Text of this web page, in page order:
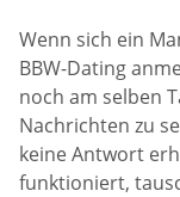
Wenn sich ein
BBW-Dating
noch am selben
Nachrichten zu
keine Antwort
funktioniert,